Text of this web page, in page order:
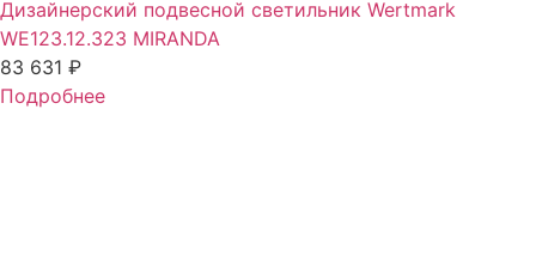
Дизайнерский подвесной светильник Wertmark
WE123.12.323 MIRANDA
83 631 ₽
Подробнее